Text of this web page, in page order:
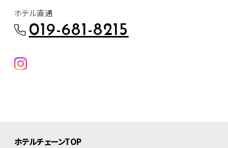
ホテル直通
019-681-8215
ホテルチェーンTOP